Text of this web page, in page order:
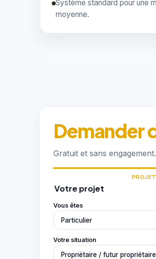
Système standard pour une
moyenne.
Demander
Gratuit et sans
PROJET
Votre projet
Vous êtes
Votre situation